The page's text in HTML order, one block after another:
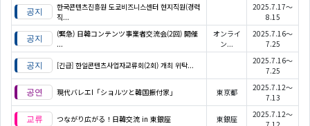
한국콘텐츠진흥원 도쿄비즈니스센터 현지직원(경력
직...
2025.7.17～
8.15
(緊急) 日韓コンテンツ事業者交流会(2回) 開催
...
オンライ
ン...
2025.7.16～
7.25
[긴급] 한일콘텐츠사업자교류회(2회) 개최 위탁...
2025.7.16～
7.25
現代バレエI「ショルツと韓国振付家」 東京都
2025.7.12～
7.13
つながり広がる！日韓交流 in 東銀座 東銀座
2025.7.12～